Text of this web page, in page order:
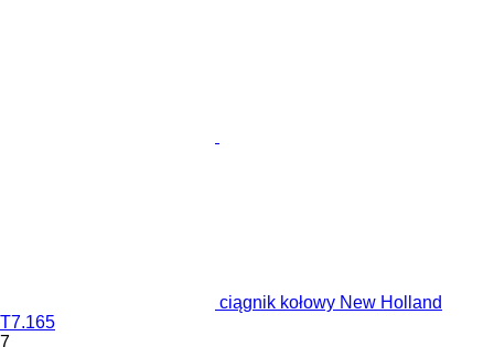
ciągnik kołowy New Holland
T7.165
7